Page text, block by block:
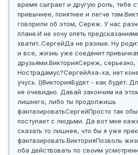
время сыграет и другую роль, тебе
привычнее, понятнее и легче там.
говорили об этом, Сереж. У нас
плане.И не хочу опять
хватит..СергейДа не разные. Ну
и все, жизнь уже соеденит
друзьями.ВикторияСереж, серьезно,
Нострадамус?СергейАха-ха, нет
учусь. ))ВикторияБудет - как будет.
не очевидно. Давай закончим на
лишнего, либо ты продолжишь
фантазироватьСергейПросто так
поступает с людьми. Да вот мне
сказать то лишнее, что бы я уже
фантазировать.ВикторияПозволь
оба действовать по своим